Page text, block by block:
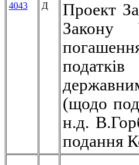
4043 Д
Проект
Закону
(щодо
н.д.
подання